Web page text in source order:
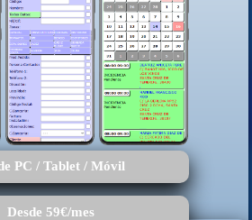
PC / Tablet / Móvil
Desde 59€/mes